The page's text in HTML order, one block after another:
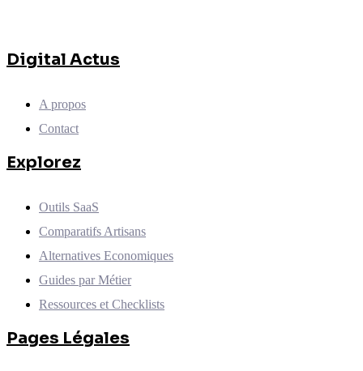
Digital Actus
A propos
Contact
Explorez
Outils SaaS
Comparatifs Artisans
Alternatives Economiques
Guides par Métier
Ressources et Checklists
Pages Légales